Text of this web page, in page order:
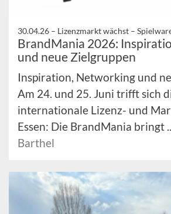
30.04.26 – Lizenzmarkt wächst –
BrandMania 2026:
und neue Zielgruppen
Inspiration, Networking und
Am 24. und 25. Juni trifft sich
internationale Lizenz- und
Essen: Die BrandMania bringt
Barthel